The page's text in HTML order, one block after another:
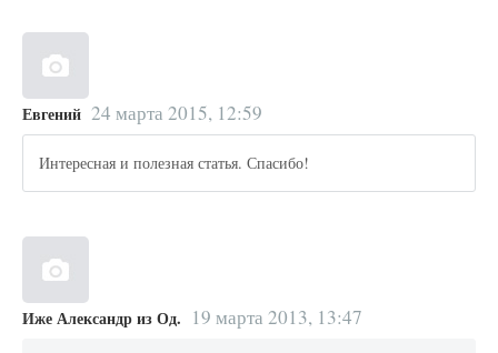
Евгений 24 марта 2015, 12:59
Интересная и полезная статья. Спасибо!
Иже Александр из Од. 19 марта 2013, 13:47